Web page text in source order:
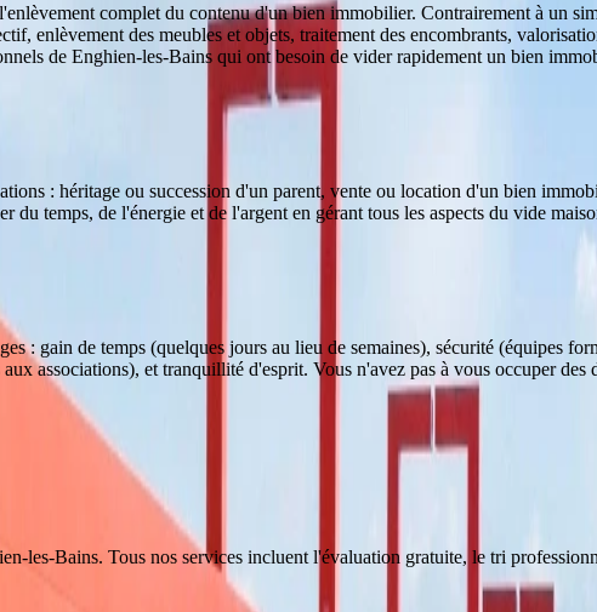
complet du contenu d'un bien immobilier. Contrairement à un
enlèvement des meubles et objets, traitement des encombrants,
de Enghien-les-Bains qui ont besoin de vider rapidement un bien
: héritage ou succession d'un parent, vente ou location d'un bien
temps, de l'énergie et de l'argent en gérant tous les aspects du vide
: gain de temps (quelques jours au lieu de semaines), sécurité (équipes
associations), et tranquillité d'esprit. Vous n'avez pas à vous occuper des
les-Bains. Tous nos services incluent l'évaluation gratuite, le tri